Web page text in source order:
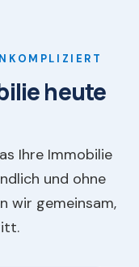
heute
Ihre Immobilie
und ohne
wir gemeinsam,